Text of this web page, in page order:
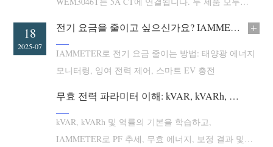
삼상 Wi-Fi 에너지 계량기 (WEM3050T)
WiFi 전력 컨트롤러
IAMMETER Cloud Pro
셀프 호스팅 서비스
EV 충전기
IAMMETER 시뮬레이터
및 MQTT를 공유합니다.
15
2025-08
전기 요금을 줄이고 싶으신가요? IAMMETER의 태양광 에너지 모니터링 솔루션을 사용해보세요
IAMMETER로 전기 요금 줄이는 방법: 태양광 에너지
모니터링, 잉여 전력 제어, 스마트 EV 충전
18
2025-07
무효 전력 파라미터 이해: kVAR, kVARh, PF 등
kVAR, kVARh 및 역률의 기본을 학습하고,
IAMMETER로 PF 추세, 무효 에너지, 보정 결과 및